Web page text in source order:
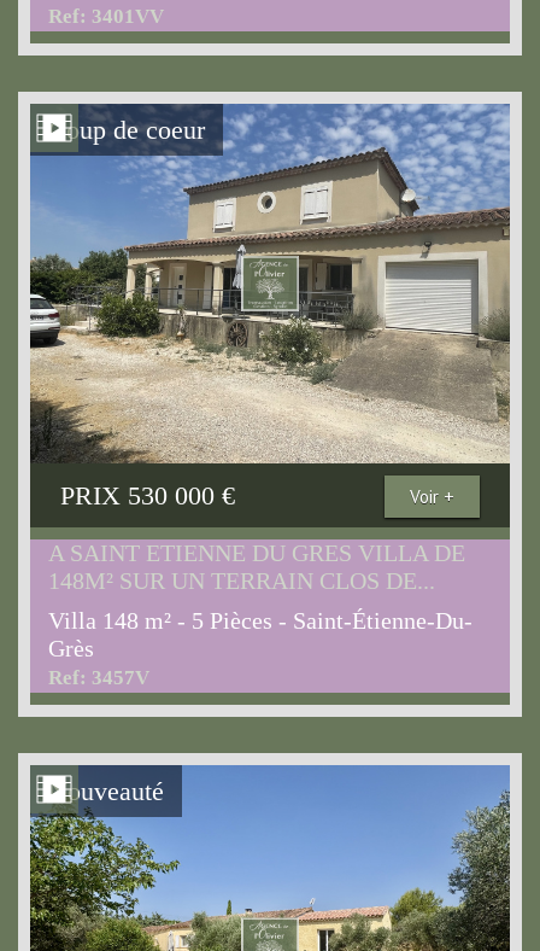
Ref: 3401VV
Coup de coeur
PRIX 530 000 € Voir +
A SAINT ETIENNE DU GRES VILLA DE
148M² SUR UN TERRAIN CLOS DE...
Villa 148 m² - 5 Pièces - Saint-Étienne-Du-
Grès
Ref: 3457V
Nouveauté